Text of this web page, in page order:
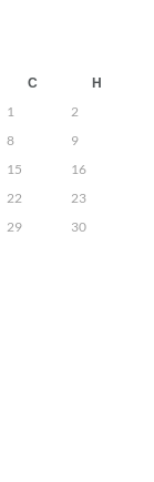
С
Н
1
2
8
9
15
16
22
23
29
30